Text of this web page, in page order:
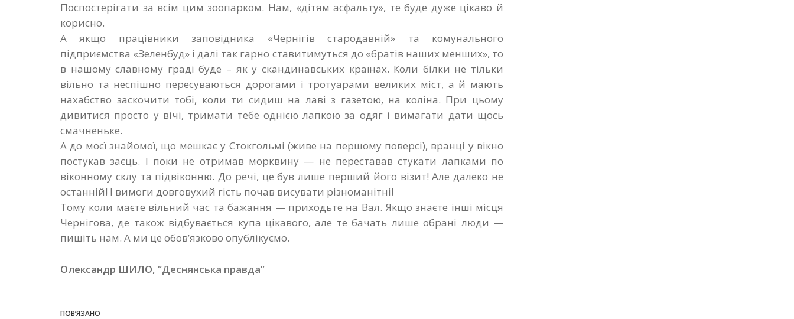
Поспостерігати за всім цим зоопарком. Нам, «дітям асфальту», те буде дуже цікаво й
корисно.
А якщо працівники заповідника «Чернігів стародавній» та комунального
підприємства «Зеленбуд» і далі так гарно ставитимуться до «братів наших менших», то
в нашому славному граді буде – як у скандинавських країнах. Коли білки не тільки
вільно та неспішно пересуваються дорогами і тротуарами великих міст, а й мають
нахабство заскочити тобі, коли ти сидиш на лаві з газетою, на коліна. При цьому
дивитися просто у вічі, тримати тебе однією лапкою за одяг і вимагати дати щось
смачненьке.
А до моєї знайомої, що мешкає у Стокгольмі (живе на першому поверсі), вранці у вікно
постукав заєць. І поки не отримав морквину — не переставав стукати лапками по
віконному склу та підвіконню. До речі, це був лише перший його візит! Але далеко не
останній! І вимоги довговухий гість почав висувати різноманітні!
Тому коли маєте вільний час та бажання — приходьте на Вал. Якщо знаєте інші місця
Чернігова, де також відбувається купа цікавого, але те бачать лише обрані люди —
пишіть нам. А ми це обов’язково опублікуємо.
Олександр ШИЛО, “Деснянська правда”
ПОВ’ЯЗАНО